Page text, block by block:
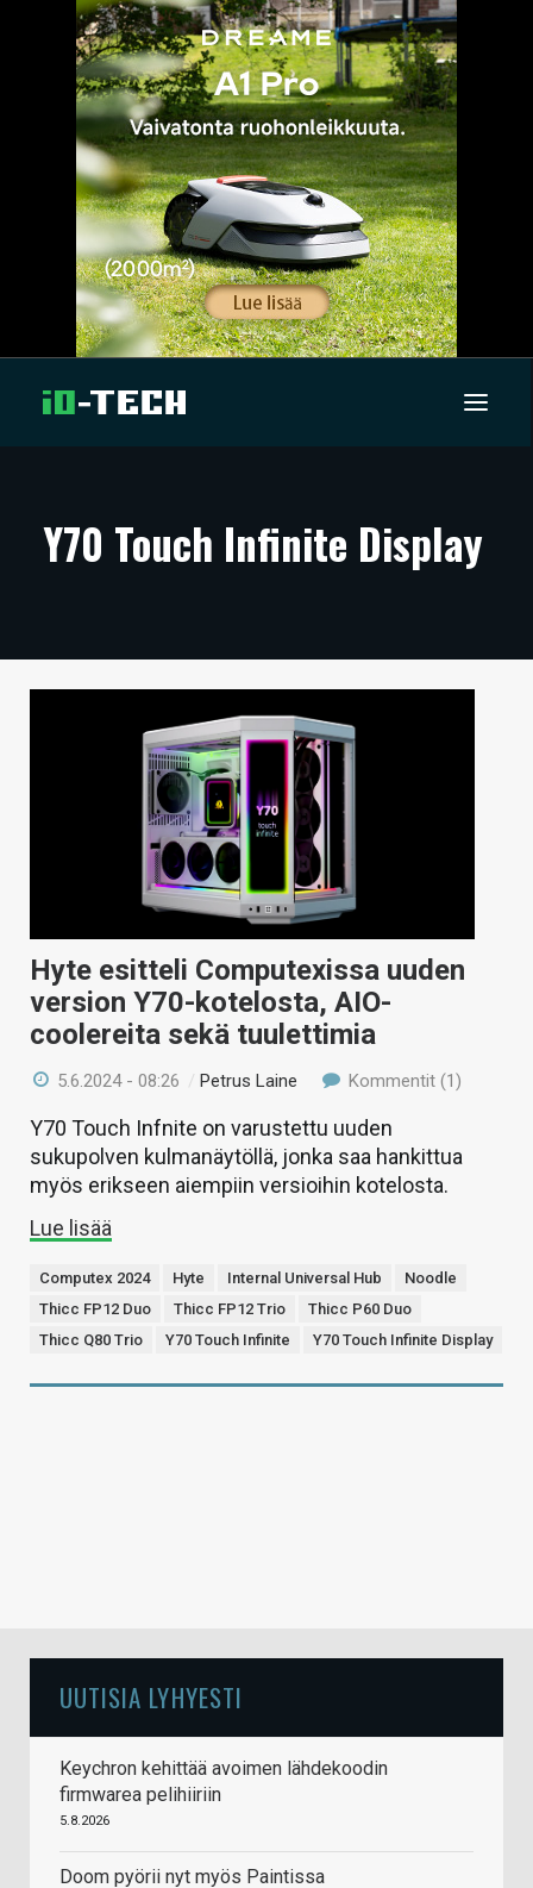
ARTIKKELIT
TECHBBS
HAKU
Y70 Touch Infinite Display
Hyte esitteli Computexissa uuden
version Y70-kotelosta, AIO-
coolereita sekä tuulettimia
5.6.2024 - 08:26 /Petrus Laine Kommentit (1)
Y70 Touch Infnite on varustettu uuden
sukupolven kulmanäytöllä, jonka saa hankittua
myös erikseen aiempiin versioihin kotelosta.
Lue lisää
Computex 2024 Hyte Internal Universal Hub
Noodle
Thicc FP12 Duo
Thicc FP12 Trio
Thicc P60 Duo
Thicc Q80 Trio
Y70 Touch Infinite Y70 Touch Infinite Display
UUTISIA LYHYESTI
Keychron kehittää avoimen lähdekoodin
firmwarea pelihiiriin
5.8.2026
Doom pyörii nyt myös Paintissa